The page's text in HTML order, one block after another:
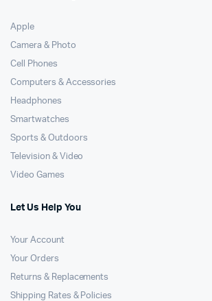
Apple
Camera & Photo
Cell Phones
Computers & Accessories
Headphones
Smartwatches
Sports & Outdoors
Television & Video
Video Games
Let Us Help You
Your Account
Your Orders
Returns & Replacements
Shipping Rates & Policies